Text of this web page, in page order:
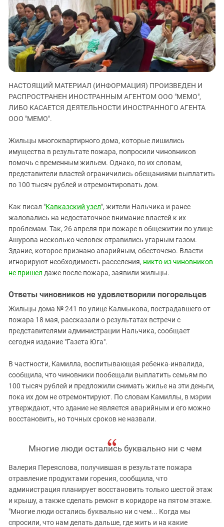
ЗАСТАВЛЯЕТ
КАВКАЗ ЗА ПАЛЕСТИНУ
ИНАКОМЫСЛИЕ В ЧЕЧНЕ
ПРЕСЛЕДОВАНИЕ АКТИВИСТОВ
МОБИЛИЗАЦИЯ И ПРОТЕСТЫ
Дагестан
Ингушетия
Кабардино-Балкария
Калмыкия
Карачаево-Черкесия
Краснодарский край
Нагорный Карабах
Российская Федерация
СКФО
Ставропольский край
Южная Осетия
Южный Кавказ
ЮФО
НАСТОЯЩИЙ МАТЕРИАЛ (ИНФОРМАЦИЯ) ПРОИЗВЕДЕН И
РАСПРОСТРАНЕН ИНОСТРАННЫМ АГЕНТОМ ООО "МЕМО",
ЛИБО КАСАЕТСЯ ДЕЯТЕЛЬНОСТИ ИНОСТРАННОГО АГЕНТА
ООО "МЕМО".
Жильцы многоквартирного дома, которые лишились
имущества в результате пожара, попросили чиновников
помочь с временным жильем. Однако, по их словам,
представители властей ограничились обещаниями выплатить
по 100 тысяч рублей и отремонтировать дом.
Как писал "Кавказский узел", жители Нальчика и ранее
жаловались на недостаточное внимание властей к их
проблемам. Так, 26 апреля при пожаре в общежитии по улице
Ашурова несколько человек отравились угарным газом.
Здание, которое признано аварийным, обесточено. Власти
игнорируют необходимость расселения, никто из чиновников
не пришел даже после пожара, заявили жильцы.
Ответы чиновников не удовлетворили погорельцев
Жильцы дома № 241 по улице Калмыкова, пострадавшего от
пожара 18 мая, рассказали о результатах встречи с
представителями администрации Нальчика, сообщает
сегодня издание "Газета Юга".
В частности, Камилла, воспитывающая ребенка-инвалида,
сообщила, что чиновники пообещали выплатить семьям по
100 тысяч рублей и предложили снимать жилье на эти деньги,
пока их дом не отремонтируют. По словам Камиллы, в мэрии
утверждают, что здание не является аварийным и его можно
восстановить, но точных сроков не назвали.
Многие люди остались буквально ни с чем
Валерия Переяслова, получившая в результате пожара
отравление продуктами горения, сообщила, что
администрация планирует восстановить только шестой этаж
и крышу, а также сделать ремонт в коридоре на пятом этаже.
"Многие люди остались буквально ни с чем... Когда мы
спросили, что нам делать дальше, где жить и на какие